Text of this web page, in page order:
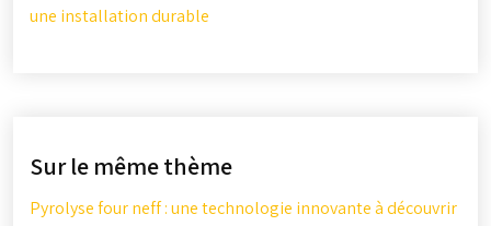
une installation durable
Sur le même thème
Pyrolyse four neff : une technologie innovante à découvrir